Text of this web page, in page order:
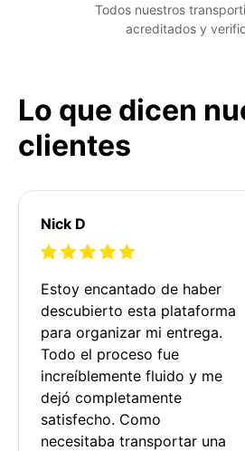
Todos nuestros
acreditados y
Lo que dicen
clientes
Nick D
Estoy encantado de haber
descubierto esta plataforma
para organizar mi entrega.
Todo el proceso fue
increíblemente fluido y me
dejó completamente
satisfecho. Como
necesitaba transportar una